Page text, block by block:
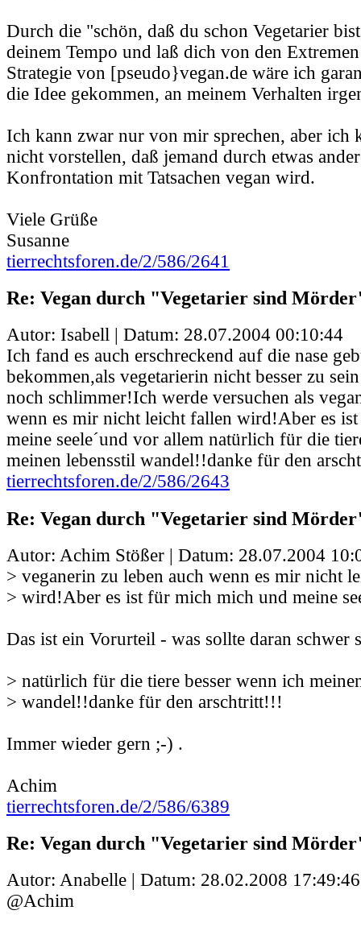
Durch die "schön, daß du schon Vegetarier
deinem Tempo und laß dich von den
Strategie von [pseudo}vegan.de wäre ich
die Idee gekommen, an meinem Verhalten
Ich kann zwar nur von mir sprechen, aber ich
nicht vorstellen, daß jemand durch etwas
Konfrontation mit Tatsachen vegan wird.
Viele Grüße
Susanne
tierrechtsforen.de/2/586/2641
Re: Vegan durch "Vegetarier sind
Autor: Isabell | Datum: 28.07.2004 00:10:44
Ich fand es auch erschreckend auf die nase
bekommen,als vegetarierin nicht besser zu
noch schlimmer!Ich werde versuchen als
wenn es mir nicht leicht fallen wird!Aber es
meine seele´und vor allem natürlich für die
meinen lebensstil wandel!!danke für den
tierrechtsforen.de/2/586/2643
Re: Vegan durch "Vegetarier sind
Autor: Achim Stößer | Datum: 28.07.2004
> veganerin zu leben auch wenn es mir nicht
> wird!Aber es ist für mich mich und meine
Das ist ein Vorurteil - was sollte daran schwer
> natürlich für die tiere besser wenn ich
> wandel!!danke für den arschtritt!!!
Immer wieder gern ;-) .
Achim
tierrechtsforen.de/2/586/6389
Re: Vegan durch "Vegetarier sind
Autor: Anabelle | Datum: 28.02.2008 17:49:46
@Achim